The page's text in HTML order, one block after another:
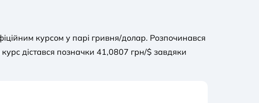
курсом у парі гривня/долар. Розпочинався
дістався позначки 41,0807 грн/$ завдяки